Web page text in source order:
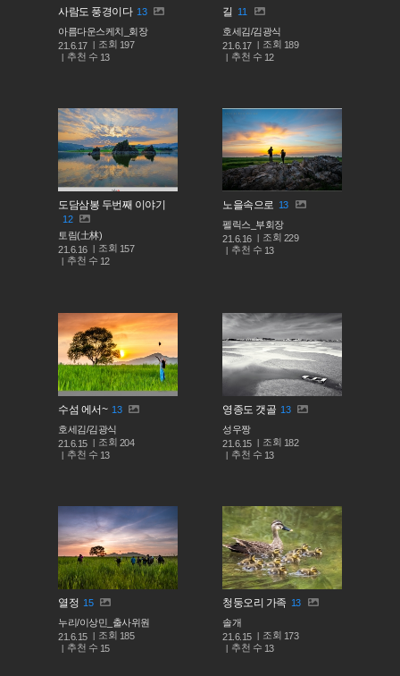
사람도 풍경이다 13
아름다운스케치_회장
21.6.17
조회 197
추천 수 13
길
11
호세김/김광식
21.6.17
조회 189
추천 수 12
도담삼봉 두번째 이야기
12
토림(土林)
21.6.16
조회 157
추천 수 12
노을속으로 13
펠릭스_부회장
21.6.16
조회 229
추천 수 13
수섬 에서~ 13
호세김/김광식
21.6.15
조회 204
추천 수 13
영종도 갯골 13
성우짱
21.6.15
조회 182
추천 수 13
열정 15
누리/이상민_출사위원
21.6.15
조회 185
추천 수 15
청둥오리 가족 13
솔개
21.6.15
조회 173
추천 수 13